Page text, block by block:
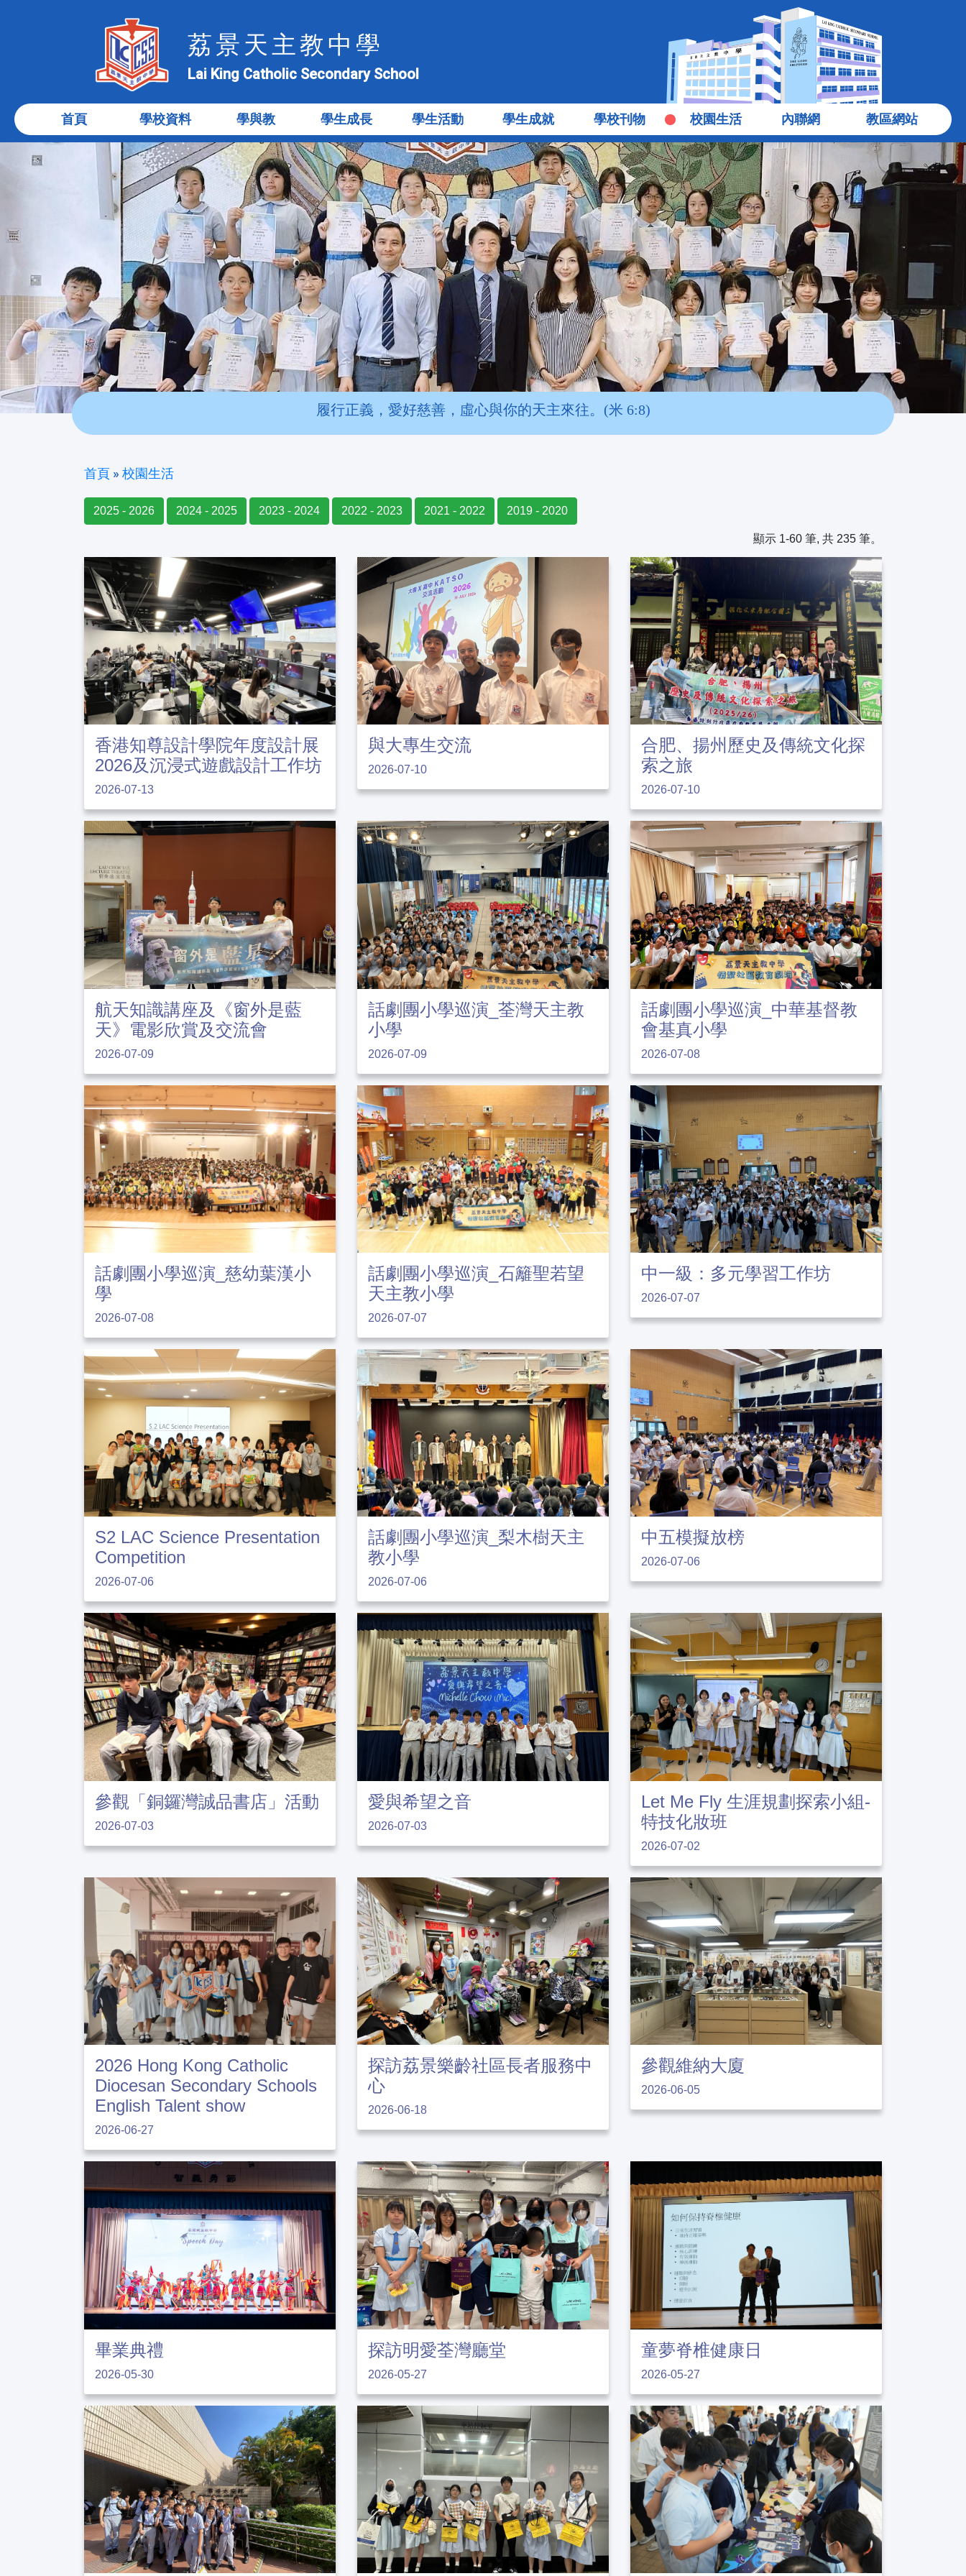
荔景天主教中學
Lai King Catholic Secondary School
首頁 學校資料 學與教 學生成長 學生活動 學生成就 學校刊物 校園生活 內聯網 教區網站
履行正義，愛好慈善，虛心與你的天主來往。(米 6:8)
首頁 » 校園生活
2025 - 2026 2024 - 2025 2023 - 2024 2022 - 2023 2021 - 2022 2019 - 2020
顯示 1-60 筆, 共 235 筆。
香港知尊設計學院年度設計展
2026及沉浸式遊戲設計工作坊
2026-07-13
與大專生交流
2026-07-10
合肥、揚州歷史及傳統文化探
索之旅
2026-07-10
航天知識講座及《窗外是藍
天》電影欣賞及交流會
2026-07-09
話劇團小學巡演_荃灣天主教
小學
2026-07-09
話劇團小學巡演_中華基督教
會基真小學
2026-07-08
話劇團小學巡演_慈幼葉漢小
學
2026-07-08
話劇團小學巡演_石籬聖若望
天主教小學
2026-07-07
中一級：多元學習工作坊
2026-07-07
S2 LAC Science Presentation
Competition
2026-07-06
話劇團小學巡演_梨木樹天主
教小學
2026-07-06
中五模擬放榜
2026-07-06
參觀「銅鑼灣誠品書店」活動
2026-07-03
愛與希望之音
2026-07-03
Let Me Fly 生涯規劃探索小組-
特技化妝班
2026-07-02
2026 Hong Kong Catholic
Diocesan Secondary Schools
English Talent show
2026-06-27
探訪荔景樂齡社區長者服務中
心
2026-06-18
參觀維納大廈
2026-06-05
畢業典禮
2026-05-30
探訪明愛荃灣廳堂
2026-05-27
童夢脊椎健康日
2026-05-27